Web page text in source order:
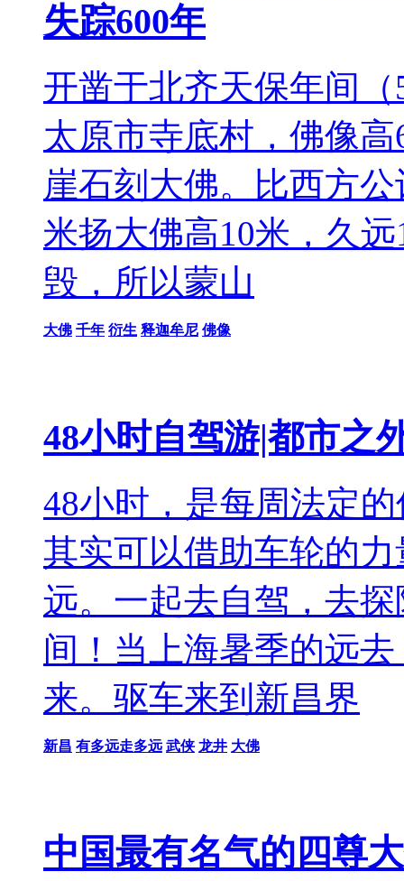
失踪600年
开凿于北齐天保年间
太原市寺底村，佛像
崖石刻大佛。比西方
米扬大佛高10米，久
毁，所以蒙山
大佛 千年 衍生 释迦牟尼 佛像
48小时自驾游|都市之
48小时，是每周法定
其实可以借助车轮的
远。一起去自驾，去
间！当上海暑季的远
来。驱车来到新昌界
新昌 有多远走多远 武侠 龙井 大佛
中国最有名气的四尊